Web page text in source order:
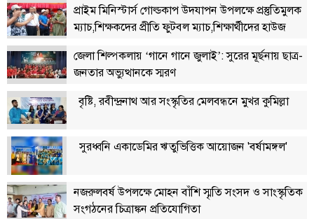
ইতিহাস
কথা
কয়
ক্যারিয়ার
চাকুরি
সৌখিন
ফটোগ্রাফার
বিতর্কায়ন
নারীকণ্ঠ
প্রাইম মিনিস্টার্স গোল্ডকাপ উদযাপন উপলক্ষে প্রস্তুতিমুলক
ম্যাচ,শিক্ষকদের প্রীতি ফুটবল ম্যাচ,শিক্ষার্থীদের হাউজ
জেলা শিল্পকলায় ‘গানে গানে জুলাই’: সুরের মূর্ছনায় ছাত্র-
জনতার অভ্যুত্থানকে স্মরণ
বৃষ্টি, রবীন্দ্রনাথ আর সংস্কৃতির মেলবন্ধনে মুখর কুমিল্লা
সুরধ্বনি একাডেমির ঋতুভিত্তিক আয়োজন 'বর্ষামঙ্গল'
নজরুলবর্ষ উপলক্ষে মোহন বাঁশি স্মৃতি সংসদ ও সাংস্কৃতিক
সংগঠনের চিত্রাঙ্কন প্রতিযোগিতা